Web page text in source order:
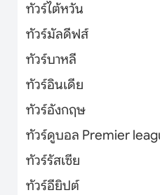
ทัวร์ไต้หวัน
ทัวร์มัลดีฟส์
ทัวร์บาหลี
ทัวร์อินเดีย
ทัวร์อังกฤษ
ทัวร์ดูบอล Premier
ทัวร์รัสเซีย
ทัวร์อียิปต์